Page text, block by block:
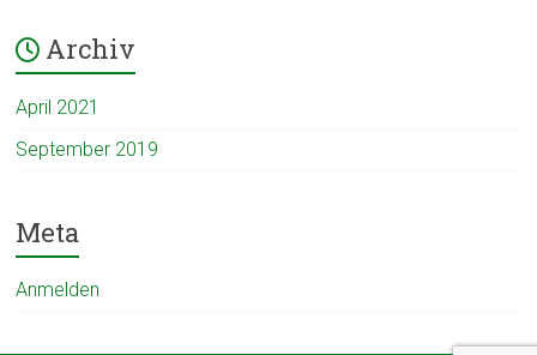
Archiv
April 2021
September 2019
Meta
Anmelden